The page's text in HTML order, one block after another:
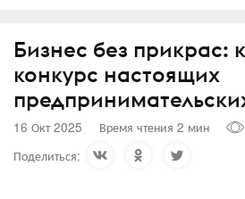
Бизнес без прикрас:
конкурс настоящих
16 Окт 2025 Время чтения 2 мин
Поделиться: